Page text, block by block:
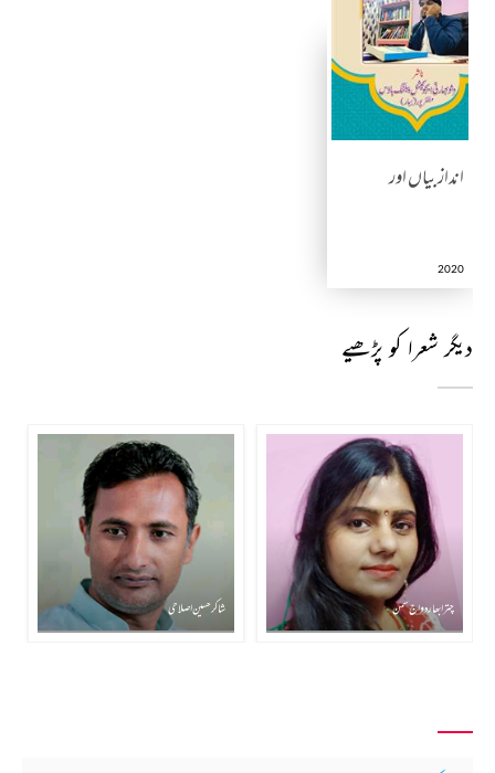
انداز بیاں اور
2020
دیگر شعرا کو پڑھیے
چترا بھاردواج سمن شاکر حسین اصلاحی